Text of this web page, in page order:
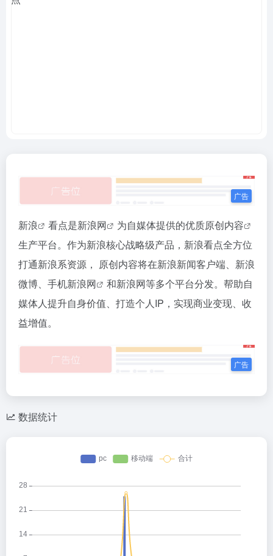
新浪 看点是新浪网 为自媒体提供的优质原创内容
生产平台。作为新浪核心战略级产品，新浪看点全方位
打通新浪系资源， 原创内容将在新浪新闻客户端、新浪
微博、 手机新浪网
和新浪网等多个平台分发。帮助自
媒体人提升自身价值、打造个人IP，实现商业变现、收
益增值。
数据统计